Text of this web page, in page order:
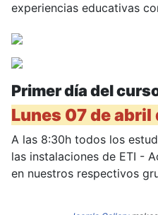
experiencias educativas
Primer día del
Lunes 07 de abril
A las 8:30h todos los
las instalaciones de ETI -
en nuestros respectivos